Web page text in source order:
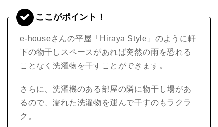
e-houseさんの平屋「Hiraya Style」のように軒
下の物干しスペースがあれば突然の雨を恐れる
ことなく洗濯物を干すことができます。
さらに、洗濯機のある部屋の隣に物干し場があ
るので、濡れた洗濯物を運んで干すのもラクラ
ク。